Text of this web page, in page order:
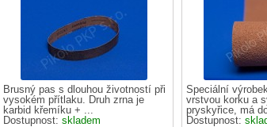
Brusný pas s dlouhou životností při
vysokém přítlaku. Druh zrna je
karbid křemíku + ...
Dostupnost: skladem
Speciální
vrstvou korku a
pryskyřice, má
Dostupnost: